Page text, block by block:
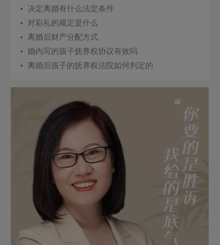
决定离婚有什么法定条件
对彩礼的规定是什么
离婚后财产分配方式
婚内写的孩子抚养权协议有效吗
离婚后孩子的抚养权法院如何判定的